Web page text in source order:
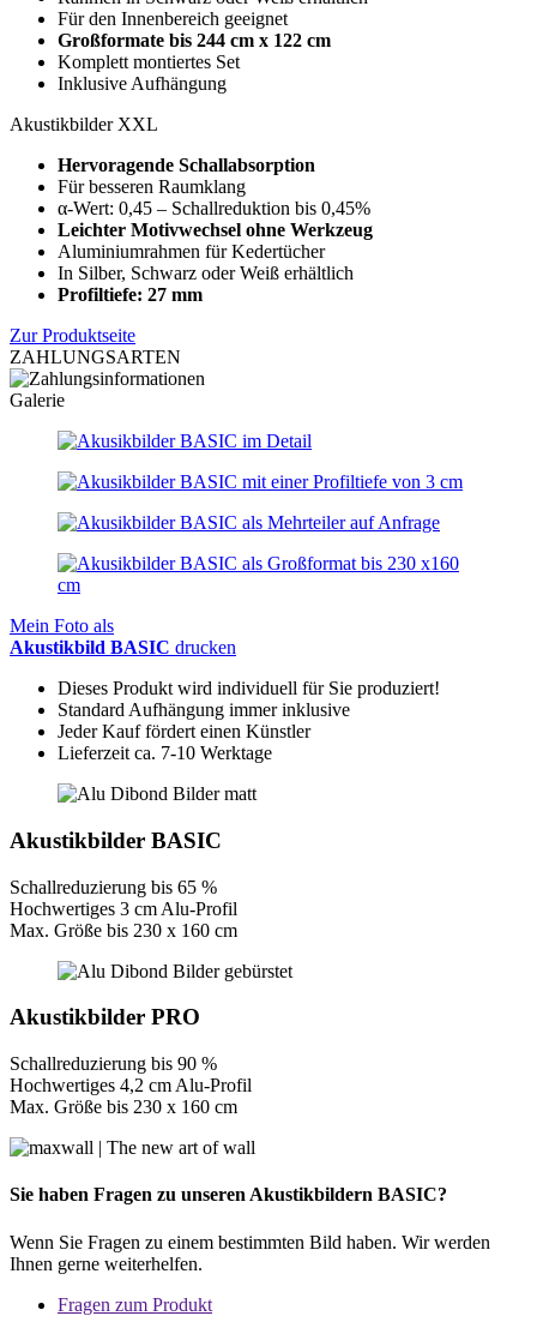
Für den Innenbereich geeignet
Großformate bis 244 cm x 122 cm
Komplett montiertes Set
Inklusive Aufhängung
Akustikbilder XXL
Hervoragende Schallabsorption
Für besseren Raumklang
α-Wert: 0,45 – Schallreduktion bis 0,45%
Leichter Motivwechsel ohne Werkzeug
Aluminiumrahmen für Kedertücher
In Silber, Schwarz oder Weiß erhältlich
Profiltiefe: 27 mm
Zur Produktseite
ZAHLUNGSARTEN
Galerie
Mein Foto als
Akustikbild BASIC drucken
Dieses Produkt wird individuell für Sie produziert!
Standard Aufhängung immer inklusive
Jeder Kauf fördert einen Künstler
Lieferzeit ca. 7-10 Werktage
Akustikbilder BASIC
Schallreduzierung bis 65 %
Hochwertiges 3 cm Alu-Profil
Max. Größe bis 230 x 160 cm
Akustikbilder PRO
Schallreduzierung bis 90 %
Hochwertiges 4,2 cm Alu-Profil
Max. Größe bis 230 x 160 cm
Sie haben Fragen zu unseren Akustikbildern BASIC?
Wenn Sie Fragen zu einem bestimmten Bild haben. Wir werden
Ihnen gerne weiterhelfen.
Fragen zum Produkt